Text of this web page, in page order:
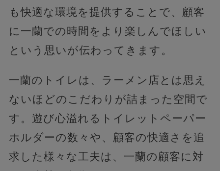
も快適な環境を提供することで、顧客
に一蘭での時間をより楽しんでほしい
という思いが伝わってきます。
一蘭のトイレは、ラーメン店とは思え
ないほどのこだわりが詰まった空間で
す。遊び心溢れるトイレットペーパー
ホルダーの数々や、顧客の快適さを追
求した様々な工夫は、一蘭の顧客に対